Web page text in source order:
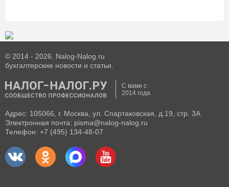
© 2014 - 2026. Nalog-Nalog.ru
бухгалтерские новости и статьи.
С вами с
2014 года
Адрес: 105066, г. Москва, ул. Спартаковская, д.19, стр. 3А
Электронная почта: pisma@nalog-nalog.ru
Телефон: +7 (495) 134-48-07